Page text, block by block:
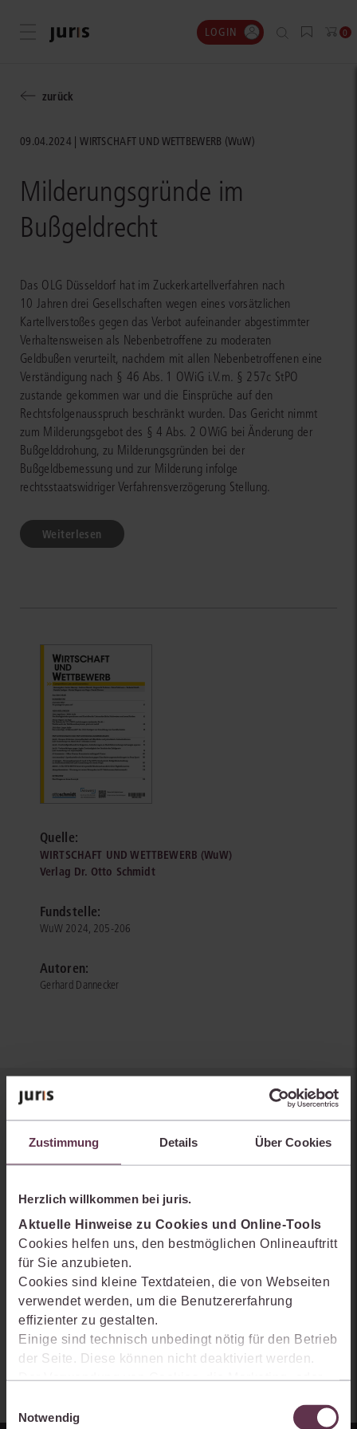
Zustimmung Details Über Cookies
Herzlich willkommen bei juris.
Aktuelle Hinweise zu Cookies und Online-Tools
Cookies helfen uns, den bestmöglichen Onlineauftritt
für Sie anzubieten.
Cookies sind kleine Textdateien, die von Webseiten
verwendet werden, um die Benutzererfahrung
effizienter zu gestalten.
Einige sind technisch unbedingt nötig für den Betrieb
der Seite. Diese können nicht deaktiviert werden.
Der Verwendung von Cookies, die Marketing- oder
Produkte zu optimieren, können Sie zustimmen,
Notwendig
Menü öffnen LOGIN 0
zurück
09.04.2024 WIRTSCHAFT UND WETTBEWERB (WuW)
Milderungsgründe im
Bußgeldrecht
Das OLG Düsseldorf hat im Zuckerkartellverfahren nach
10 Jahren drei Gesellschaften wegen eines vorsätzlichen
Kartellverstoßes gegen das Verbot aufeinander abgestimmter
Verhaltensweisen als Nebenbetroffene zu moderaten
Geldbußen verurteilt, nachdem mit allen Nebenbetroffenen eine
Verständigung nach § 46 Abs. 1 OWiG i.V.m. § 257c StPO
zustande gekommen war und die Einsprüche auf den
Rechtsfolgenausspruch beschränkt wurden. Das Gericht nimmt
zum Milderungsgebot des § 4 Abs. 2 OWiG bei Änderung der
Bußgelddrohung, zu Milderungsgründen bei der
Bußgeldbemessung und zur Milderung infolge
rechtsstaatswidriger Verfahrensverzögerung Stellung.
Weiterlesen
Quelle:
WIRTSCHAFT UND WETTBEWERB (WuW)
Verlag Dr. Otto Schmidt
Fundstelle:
WuW 2024, 205-206
Autoren:
Gerhard Dannecker
Sie kennen juris noch nicht?
Erhalten Sie einen Einblick, wie juris das Rechts- und
Praxiswissensmanagement der Zukunft gestaltet, welche
Arbeitsprozesse einfacher und effizienter werden.